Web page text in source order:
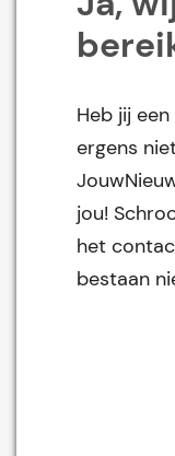
Heb jij
ergens
jou!
het
bestaan